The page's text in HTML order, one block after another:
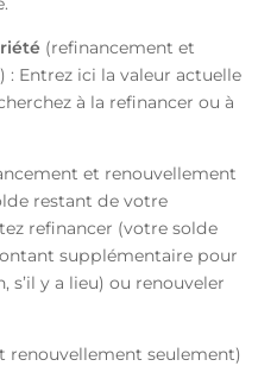
(refinancement et
Entrez ici la valeur actuelle
à la refinancer ou à
et renouvellement
restant de votre
refinancer (votre solde
supplémentaire pour
y a lieu) ou renouveler
renouvellement seulement)